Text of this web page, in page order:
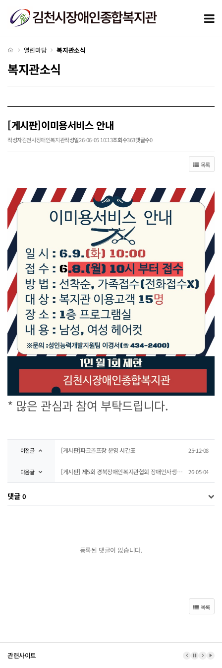
처음으로
열린마당 복지관소식
복지관소식
[게시판]이미용서비스 안내
작성자김천시장애인복지관작성일26-06-05 10:13조회수363댓글수0
목록
* 많은 관심과 참여 부탁드립니다.
이전글 [게시판]파크골프장 운영 시간표 25-12-08
다음글 [게시판] 제5회 경북장애인복지관협회 장애인사생회대 26-05-04
댓글 0
등록된 댓글이 없습니다.
목록
관련사이트 이전 배너
배너 정지
다음배